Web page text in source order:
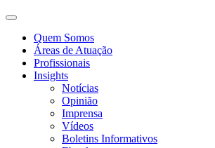
Quem Somos
Áreas de Atuação
Profissionais
Insights
Notícias
Opinião
Imprensa
Vídeos
Boletins Informativos